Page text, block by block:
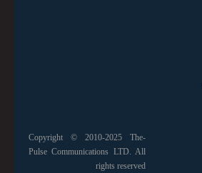
Copyright © 2010-2025 The-
Pulse Communications LTD. All
rights reserved